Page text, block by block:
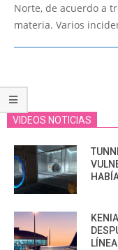
Norte, de acuerdo a
materia. Varios
VIDEOS NOTICIAS